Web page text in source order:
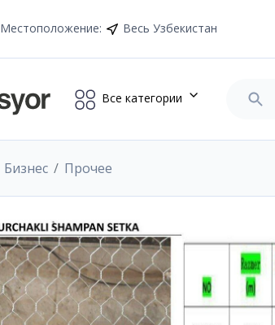
Местоположение: Весь Узбекистан
Все категории
Бизнес Прочее